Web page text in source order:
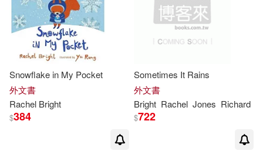
Snowflake in My Pocket
外文書
Rachel Bright
$384
Sometimes It Rains
外文書
Bright Rachel Jones Richard
$722